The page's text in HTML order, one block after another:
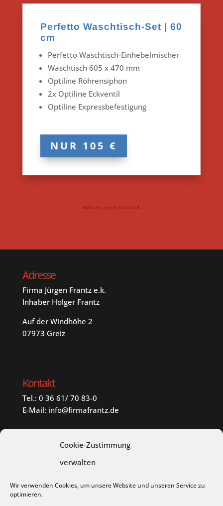
Cookie-Zustimmung
verwalten
Wir verwenden Cookies, um unsere Website und unseren Service zu
optimieren.
Perfetto Waschtisch-Set | 60
cm
Perfetto Waschtisch-Einhebelmischer
Waschtisch 605 x 470 mm
Optiline Röhrensiphon
2x Optiline Eckventil
Optiline Expressbefestigung
NUR 105 €
Bilder: Fa. Jürgen Frantz e.K.
Adresse
Firma Jürgen Frantz e.k.
Inhaber Holger Frantz
Auf der Windhöhe 2
07973 Greiz
Kontakt
Tel.: 0 36 61/ 70 83-0
E-Mail: info@firmafrantz.de
Fachmarkt